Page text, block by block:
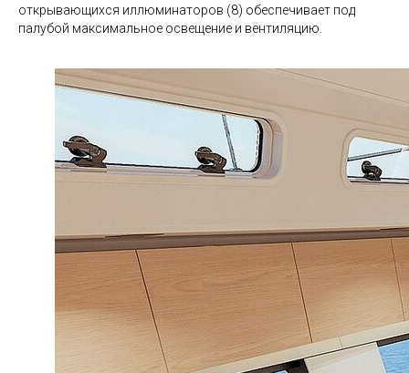
открывающихся иллюминаторов (8) обеспечивает под
палубой максимальное освещение и вентиляцию.